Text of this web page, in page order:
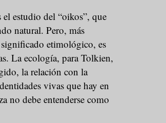
estudio del “oikos”, que
natural. Pero, más
etimológico, es
La ecología, para Tolkien,
la relación con la
vivas que hay en
no debe entenderse como